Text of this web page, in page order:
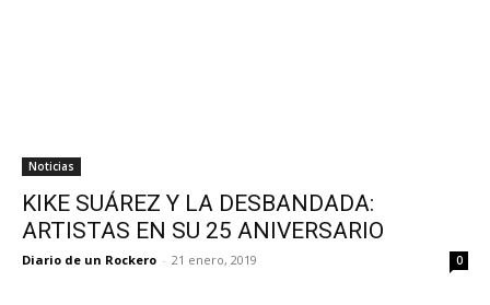
Noticias
KIKE SUÁREZ Y LA DESBANDADA:
ARTISTAS EN SU 25 ANIVERSARIO
Diario de un Rockero - 21 enero, 2019 0